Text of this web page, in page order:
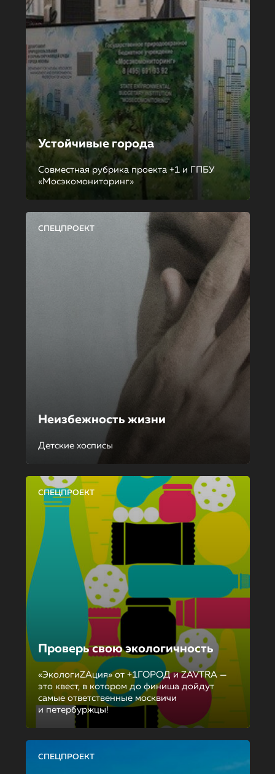
Устойчивые города
Совместная рубрика проекта +1 и ГПБУ
«Мосэкомониторинг»
СПЕЦПРОЕКТ
Неизбежность жизни
Детские хосписы
СПЕЦПРОЕКТ
Проверь свою экологичность
«ЭкологиZAция» от +1ГОРОД и ZAVTRA —
это квест, в котором до финиша дойдут
самые ответственные москвичи
и петербуржцы!
СПЕЦПРОЕКТ